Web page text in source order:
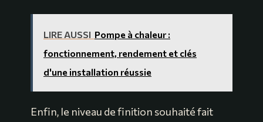
LIRE AUSSI Pompe à chaleur :
fonctionnement, rendement et clés
d'une installation réussie
Enfin, le niveau de finition souhaité fait